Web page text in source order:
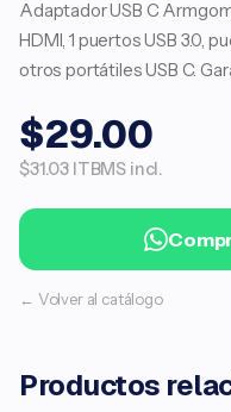
Adaptador USB C
HDMI, 1 puertos USB 3.0,
otros portátiles USB C.
$29.00
$31.03 ITBMS incl.
← Volver al catálogo
Productos